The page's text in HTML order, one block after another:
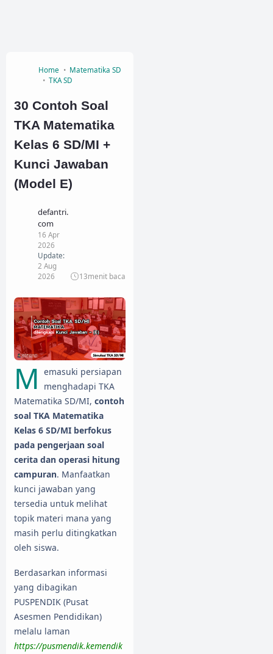
Home
Matematika SD
TKA SD
30 Contoh Soal
TKA Matematika
Kelas 6 SD/MI +
Kunci Jawaban
(Model E)
defantri.
com
16 Apr
2026
Update:
2 Aug
2026
13menit baca
M emasuki persiapan
menghadapi TKA
Matematika SD/MI, contoh
soal TKA Matematika
Kelas 6 SD/MI berfokus
pada pengerjaan soal
cerita dan operasi hitung
campuran. Manfaatkan
kunci jawaban yang
tersedia untuk melihat
topik materi mana yang
masih perlu ditingkatkan
oleh siswa.
Berdasarkan informasi
yang dibagikan
PUSPENDIK (Pusat
Asesmen Pendidikan)
melalu laman
https://pusmendik.kemendik